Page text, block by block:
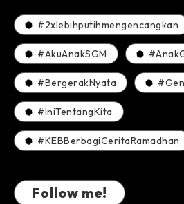
#2xlebihputihmengencangkan
#AkuAnakSGM
#BergerakNyata
#IniTentangKita
#KEBBerbagiCeritaRamadhan
Follow me!